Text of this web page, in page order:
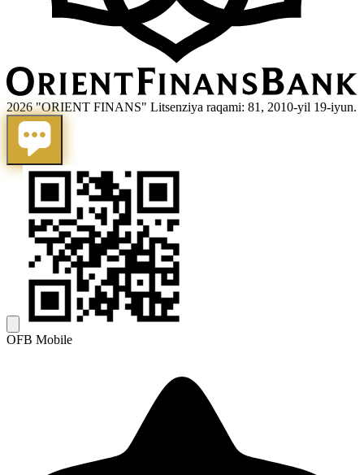
2026 "ORIENT FINANS" Litsenziya raqami: 81, 2010-yil 19-iyun.
OFB Mobile